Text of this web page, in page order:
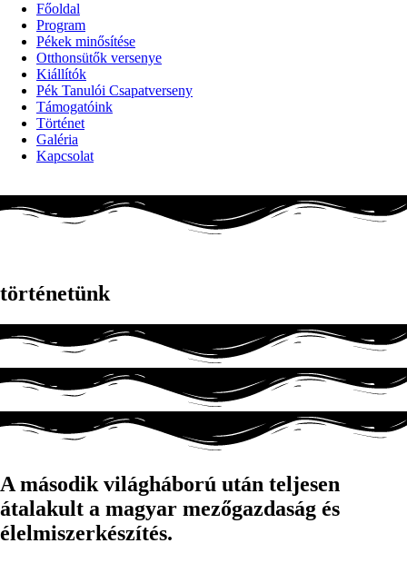
Főoldal
Program
Pékek minősítése
Otthonsütők versenye
Kiállítók
Pék Tanulói Csapatverseny
Támogatóink
Történet
Galéria
Kapcsolat
történetünk
A második világháború után teljesen
átalakult a magyar mezőgazdaság és
élelmiszerkészítés.